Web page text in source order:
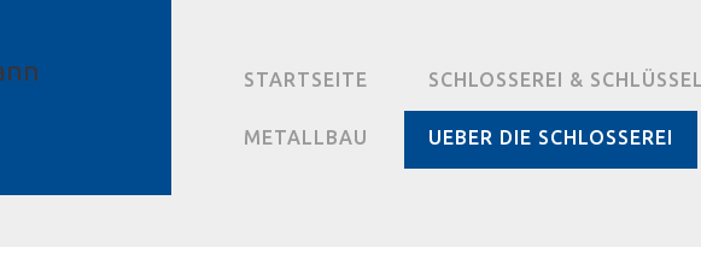
STARTSEITE SCHLOSSEREI &
METALLBAU UEBER DIE SCHLOSSEREI